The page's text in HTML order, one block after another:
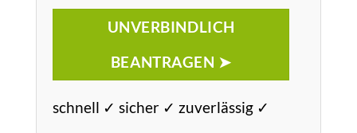
UNVERBINDLICH
BEANTRAGEN ➤
schnell ✓ sicher ✓ zuverlässig ✓